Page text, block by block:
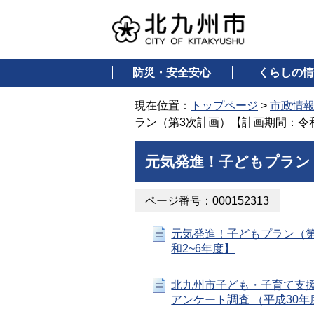
防災・安全安心 くらしの
現在位置： トップページ > 市政情報
ラン（第3次計画）【計画期間：令
元気発進！子どもプラ
ページ番号：000152313
元気発進！子どもプラン（
和2~6年度】
北九州市子ども・子育て支
アンケート調査 （平成30年